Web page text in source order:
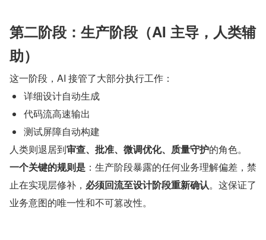
第二阶段：生产阶段（AI 主导，人类辅
助）
这一阶段，AI 接管了大部分执行工作：
详细设计自动生成
代码流高速输出
测试屏障自动构建
人类则退居到审查、批准、微调优化、质量守护的角色。
一个关键的规则是 ：生产阶段暴露的任何业务理解偏差，禁
止在实现层修补， 必须回流至设计阶段重新确认。这保证了
业务意图的唯一性和不可篡改性。